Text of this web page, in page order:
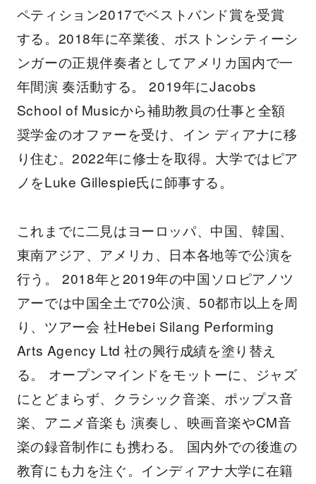
ペティション2017でベストバンド賞を受賞
する。2018年に卒業後、ボストンシティーシ
ンガーの正規伴奏者としてアメリカ国内で一
年間演 奏活動する。 2019年にJacobs
School of Musicから補助教員の仕事と全額
奨学金のオファーを受け、イン ディアナに移
り住む。2022年に修士を取得。大学ではピア
ノをLuke Gillespie氏に師事する。
これまでに二見はヨーロッパ、中国、韓国、
東南アジア、アメリカ、日本各地等で公演を
行う。 2018年と2019年の中国ソロピアノツ
アーでは中国全土で70公演、50都市以上を周
り、ツアー会 社Hebei Silang Performing
Arts Agency Ltd 社の興行成績を塗り替え
る。 オープンマインドをモットーに、ジャズ
にとどまらず、クラシック音楽、ポップス音
楽、アニメ音楽も 演奏し、映画音楽やCM音
楽の録音制作にも携わる。 国内外での後進の
教育にも力を注ぐ。インディアナ大学に在籍